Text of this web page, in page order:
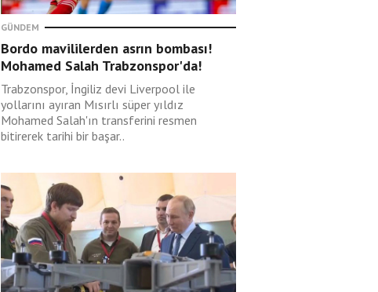
GÜNDEM
Bordo mavililerden asrın bombası!
Mohamed Salah Trabzonspor'da!
Trabzonspor, İngiliz devi Liverpool ile
yollarını ayıran Mısırlı süper yıldız
Mohamed Salah'ın transferini resmen
bitirerek tarihi bir başar..